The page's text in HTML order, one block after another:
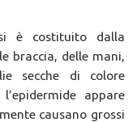
è costituito dalla
braccia, delle mani,
secche di colore
appare
causano grossi